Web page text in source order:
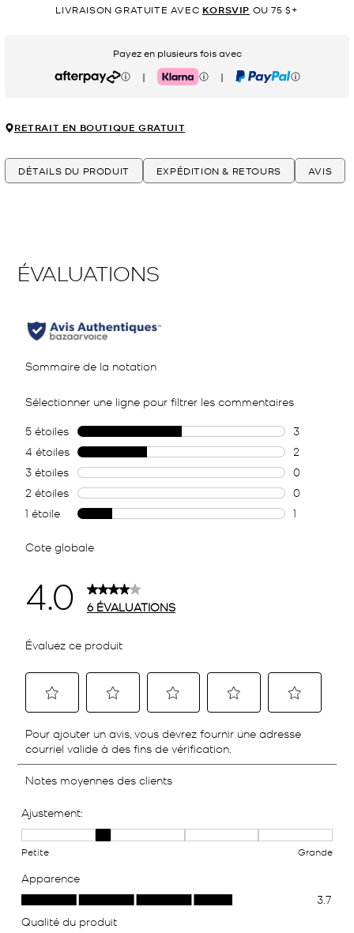
LIVRAISON GRATUITE AVEC KORSVIP OU 75 $+
Payez en plusieurs fois avec
Afterpay | Klarna | PayPal
RETRAIT EN BOUTIQUE GRATUIT
DÉTAILS DU PRODUIT EXPÉDITION & RETOURS AVIS